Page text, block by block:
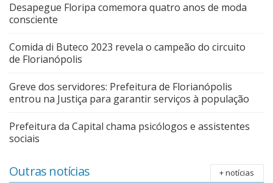
Desapegue Floripa comemora quatro anos de moda
consciente
Comida di Buteco 2023 revela o campeão do circuito
de Florianópolis
Greve dos servidores: Prefeitura de Florianópolis
entrou na Justiça para garantir serviços à população
Prefeitura da Capital chama psicólogos e assistentes
sociais
Outras notícias + notícias